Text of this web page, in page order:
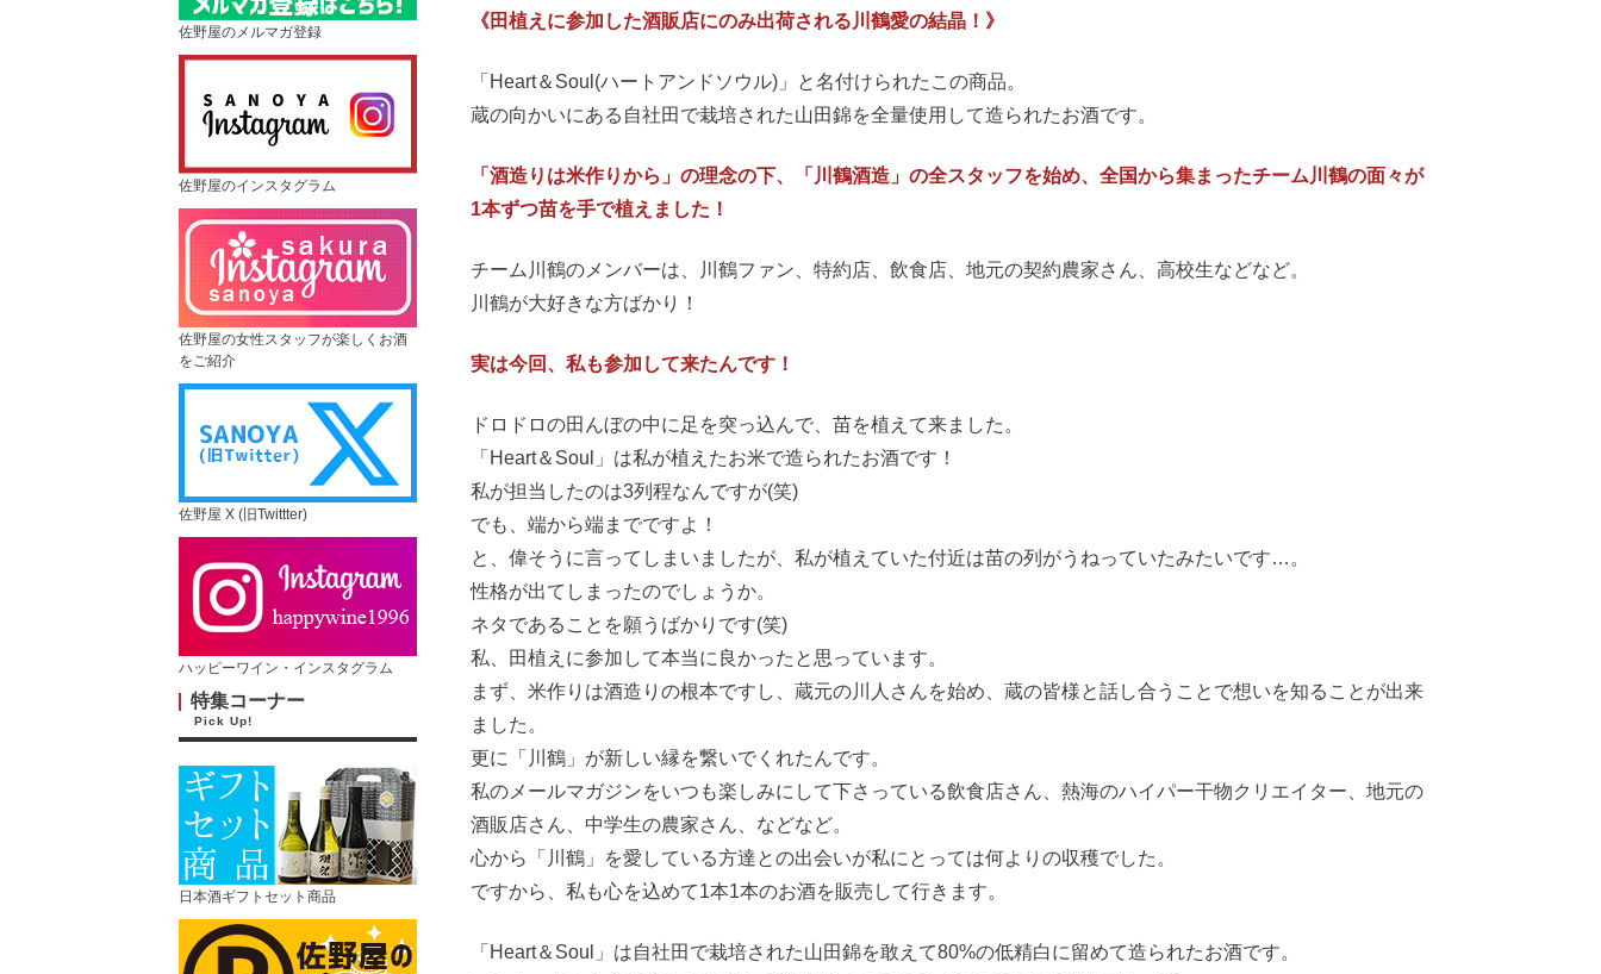
佐野屋のメルマガ登録
佐野屋のインスタグラム
佐野屋の女性スタッフが楽しくお酒
をご紹介
佐野屋 X (旧Twittter)
ハッピーワイン・インスタグラム
特集コーナー
Pick Up!
日本酒ギフトセット商品
《田植えに参加した酒販店にのみ出荷される川鶴愛の結晶！》
「Heart＆Soul(ハートアンドソウル)」と名付けられたこの商品。
蔵の向かいにある自社田で栽培された山田錦を全量使用して造られたお酒です。
「酒造りは米作りから」の理念の下、「川鶴酒造」の全スタッフを始め、全国から集まったチーム川鶴の面々が
1本ずつ苗を手で植えました！
チーム川鶴のメンバーは、川鶴ファン、特約店、飲食店、地元の契約農家さん、高校生などなど。
川鶴が大好きな方ばかり！
実は今回、私も参加して来たんです！
ドロドロの田んぼの中に足を突っ込んで、苗を植えて来ました。
「Heart＆Soul」は私が植えたお米で造られたお酒です！
私が担当したのは3列程なんですが(笑)
でも、端から端までですよ！
と、偉そうに言ってしまいましたが、私が植えていた付近は苗の列がうねっていたみたいです…。
性格が出てしまったのでしょうか。
ネタであることを願うばかりです(笑)
私、田植えに参加して本当に良かったと思っています。
まず、米作りは酒造りの根本ですし、蔵元の川人さんを始め、蔵の皆様と話し合うことで想いを知ることが出来
ました。
更に「川鶴」が新しい縁を繋いでくれたんです。
私のメールマガジンをいつも楽しみにして下さっている飲食店さん、熱海のハイパー干物クリエイター、地元の
酒販店さん、中学生の農家さん、などなど。
心から「川鶴」を愛している方達との出会いが私にとっては何よりの収穫でした。
ですから、私も心を込めて1本1本のお酒を販売して行きます。
「Heart＆Soul」は自社田で栽培された山田錦を敢えて80%の低精白に留めて造られたお酒です。